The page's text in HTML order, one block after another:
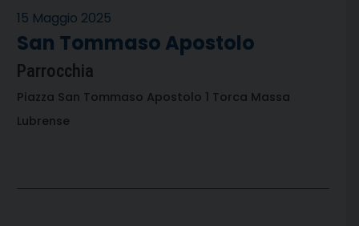
15 Maggio 2025
San Tommaso Apostolo
Parrocchia
Piazza San Tommaso Apostolo 1 Torca Massa
Lubrense